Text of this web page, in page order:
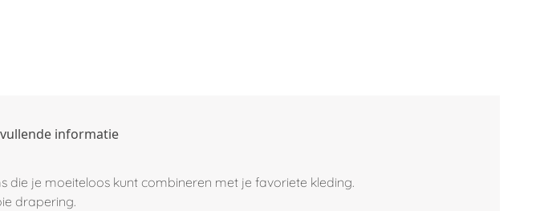
informatie
die je moeiteloos kunt combineren met je favoriete kleding.
drapering.